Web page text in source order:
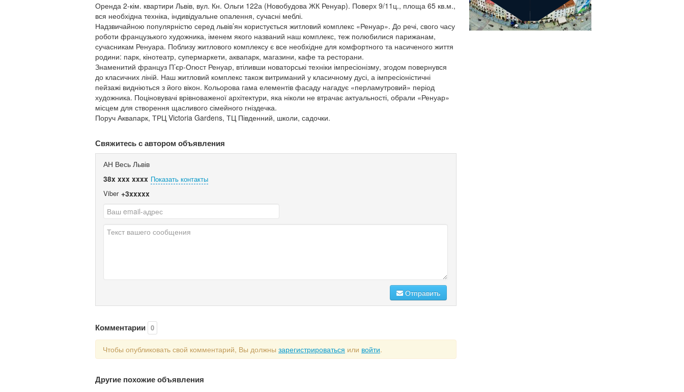
Оренда 2-кім. квартири Львів, вул. Кн. Ольги 122а (Новобудова ЖК Ренуар). Поверх 9/11ц., площа 65 кв.м.,
вся необхідна техніка, індивідуальне опалення, сучасні меблі.
Надзвичайною популярністю серед львів’ян користується житловий комплекс «Ренуар». До речі, свого часу
роботи французького художника, іменем якого названий наш комплекс, теж полюбилися парижанам,
сучасникам Ренуара. Поблизу житлового комплексу є все необхідне для комфортного та насиченого життя
родини: парк, кінотеатр, супермаркети, аквапарк, магазини, кафе та ресторани.
Знаменитий француз П’єр-Огюст Ренуар, втіливши новаторські техніки імпресіонізму, згодом повернувся
до класичних ліній. Наш житловий комплекс також витриманий у класичному дусі, а імпресіоністичні
пейзажі видніються з його вікон. Кольорова гама елементів фасаду нагадує «перламутровий» період
художника. Поціновувачі врівноваженої архітектури, яка ніколи не втрачає актуальності, обрали «Ренуар»
місцем для створення щасливого сімейного гніздечка.
Поруч Аквапарк, ТРЦ Victoria Gardens, ТЦ Південний, школи, садочки.
Свяжитесь с автором объявления
АН Весь Львів
38x xxx xxxx Показать контакты
Viber +3xxxxx
Отправить
Комментарии 0
Чтобы опубликовать свой комментарий, Вы должны зарегистрироваться или войти.
Другие похожие объявления